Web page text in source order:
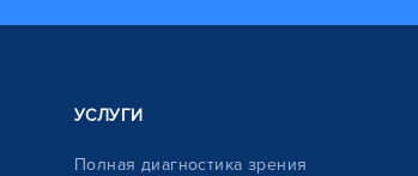
УСЛУГИ
Полная диагностика зрения